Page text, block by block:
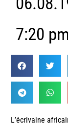
7:20 pm
L’écrivaine